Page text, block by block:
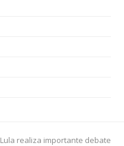
next
Lula realiza importante debate